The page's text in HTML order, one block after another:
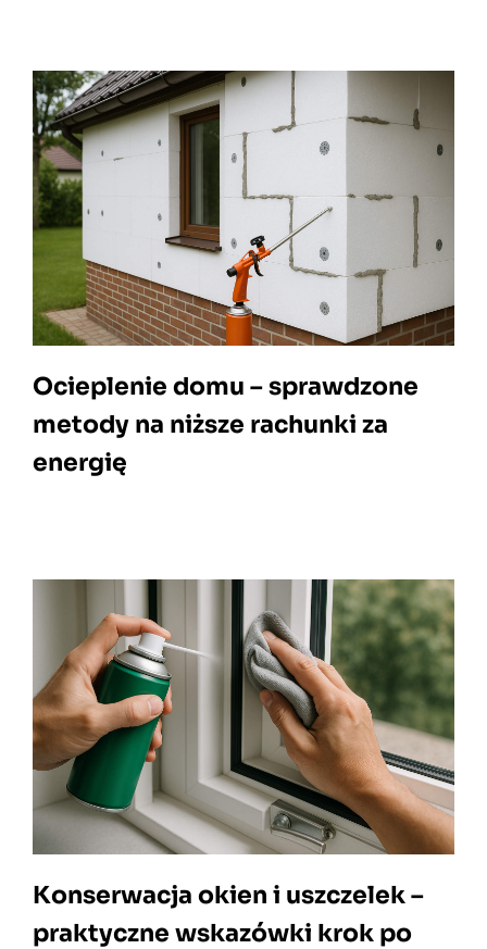
Ocieplenie domu – sprawdzone
metody na niższe rachunki za
energię
Konserwacja okien i uszczelek –
praktyczne wskazówki krok po